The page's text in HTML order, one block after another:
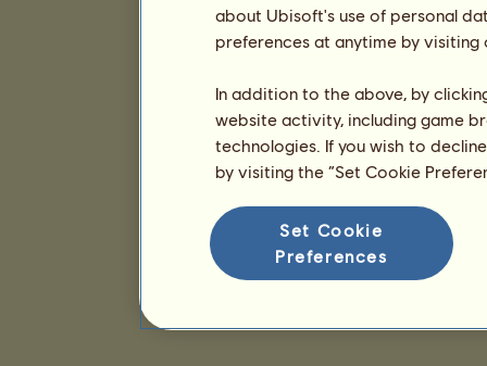
about Ubisoft's use of personal
preferences at anytime by
In addition to the above, by
website activity, including game
technologies. If you wish to
by visiting the “Set Cookie
Set Cookie
Preferences